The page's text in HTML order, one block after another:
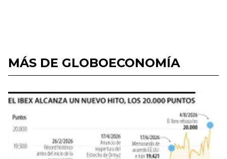
MÁS DE GLOBOECONOMÍA